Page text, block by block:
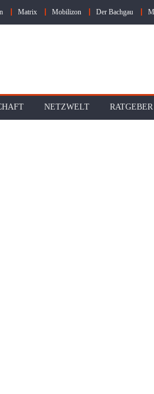
Matrix Mobilizon Der Bachgau
NETZWELT RATGEBER